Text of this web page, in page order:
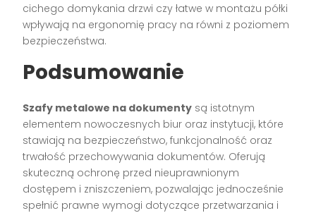
cichego domykania drzwi czy łatwe w montażu półki
wpływają na ergonomię pracy na równi z poziomem
bezpieczeństwa.
Podsumowanie
Szafy metalowe na dokumenty są istotnym
elementem nowoczesnych biur oraz instytucji, które
stawiają na bezpieczeństwo, funkcjonalność oraz
trwałość przechowywania dokumentów. Oferują
skuteczną ochronę przed nieuprawnionym
dostępem i zniszczeniem, pozwalając jednocześnie
spełnić prawne wymogi dotyczące przetwarzania i